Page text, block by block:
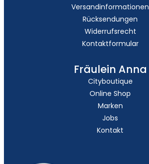
Versandinformationen
Rücksendungen
Widerrufsrecht
Kontaktformular
Fräulein Anna
Cityboutique
Online Shop
Marken
Jobs
Kontakt